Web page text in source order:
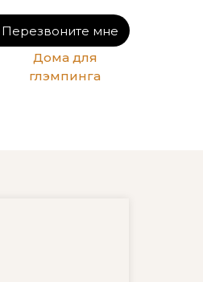
Дома для
глэмпинга
Перезвоните мне